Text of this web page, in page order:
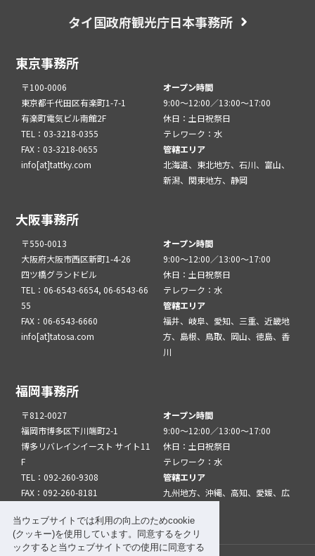
当ウェブサイトでは利用の向上のためcookie
(クッキー)を使用しています。同意するをクリ
ックすると当ウェブサイトでの使用に同意する
タイ国政府観光庁日本事務所
東京事務所
〒100-0006
東京都千代田区有楽町1-7-1
有楽町電気ビル南館2F
TEL：03-3218-0355
FAX：03-3218-0655
info[at]tattky.com
オープン時間
9:00～12:00／13:00～17:00
休日：土日祝祭日
テレワーク：水
管轄エリア
北海道、東北地方、石川、富山、
新潟、関東地方、静岡
大阪事務所
〒550-0013
大阪府大阪市西区新町1-4-26
四ツ橋グランドビル
TEL：06-6543-6654, 06-6543-66
55
FAX：06-6543-6660
info[at]tatosa.com
オープン時間
9:00～12:00／13:00～17:00
休日：土日祝祭日
テレワーク：水
管轄エリア
福井、岐阜、愛知、三重、近畿地
方、島根、鳥取、岡山、徳島、香
川
福岡事務所
〒812-0027
福岡市博多区下川端町2-1
博多リバレインイースト サイト11
F
TEL：092-260-9308
FAX：092-260-8181
オープン時間
9:00～12:00／13:00～17:00
休日：土日祝祭日
テレワーク：水
管轄エリア
九州地方、沖縄、高知、愛媛、広